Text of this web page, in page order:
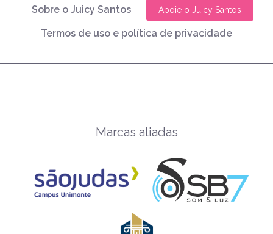
Sobre o Juicy Santos Apoie o Juicy Santos
Termos de uso e política de privacidade
Marcas aliadas